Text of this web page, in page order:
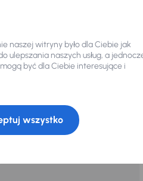
dnia.
naszej witryny było dla Ciebie jak
ulepszania naszych usług, a
być dla Ciebie interesujące i
wszystko